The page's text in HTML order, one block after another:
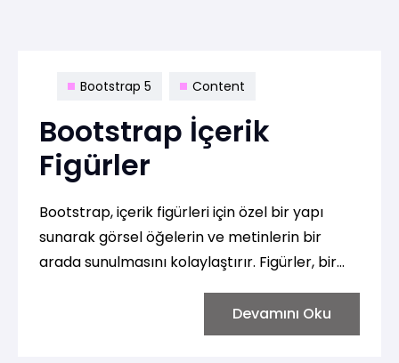
Bootstrap 5 Content
Bootstrap İçerik
Figürler
Bootstrap, içerik figürleri için özel bir yapı
sunarak görsel öğelerin ve metinlerin bir
arada sunulmasını kolaylaştırır. Figürler, bir
açıklayıcı metinleri bir araya getirmek için
kullanılır. Bootstrap, figürlerin stilini ve düzenini
Devamını Oku